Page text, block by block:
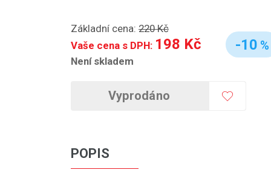
Základní cena: 220 Kč
Vaše cena s DPH: 198 Kč
Není skladem
-10 %
Vyprodáno
POPIS